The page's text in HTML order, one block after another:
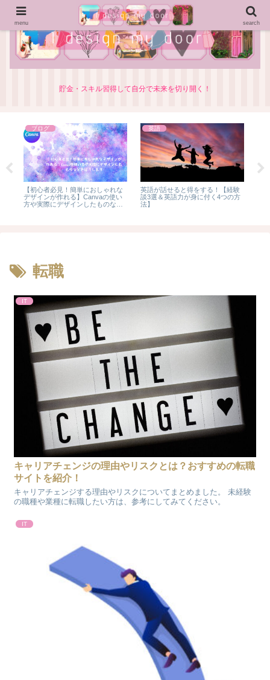
貯金・スキル習得して自分で未来を切り開く！
ブログ
【初心者必見！簡単におしゃれな
デザインが作れる】Canvaの使い
方や実際にデザインしたものなど
英語
英語が話せると得をする！【経験
談3選＆英語力が身に付く4つの方
法】
転職
IT
キャリアチェンジの理由やリスクとは？おすすめの転職
サイトを紹介！
キャリアチェンジする理由やリスクについてまとめました。 未経験
の職種や業種に転職したい方は、参考にしてみてください。
IT
menu search